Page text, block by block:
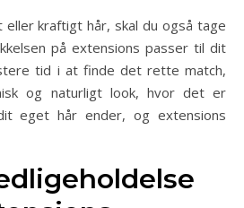
kraftigt hår, skal du også tage
på extensions passer til dit
tid i at finde det rette match,
og naturligt look, hvor det er
eget hår ender, og extensions